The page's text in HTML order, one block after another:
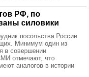
РФ, по
силовики
посольства России
Минимум один из
в совершении
отмечают, что
аналогов в истории